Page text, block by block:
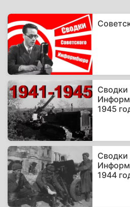
Сводки
1945
Сводки
1944